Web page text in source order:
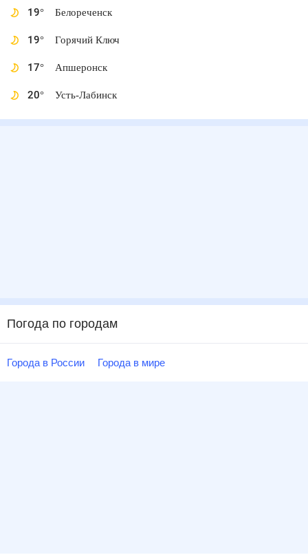
19° Белореченск
19° Горячий Ключ
17° Апшеронск
20° Усть-Лабинск
Погода по городам
Города в России Города в мире